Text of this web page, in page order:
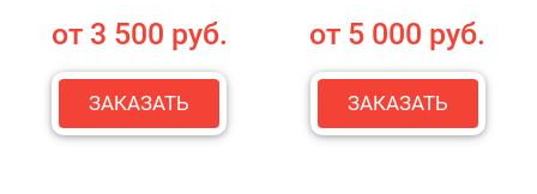
от 3 500 руб.
ЗАКАЗАТЬ
от 5 000 руб.
ЗАКАЗАТЬ